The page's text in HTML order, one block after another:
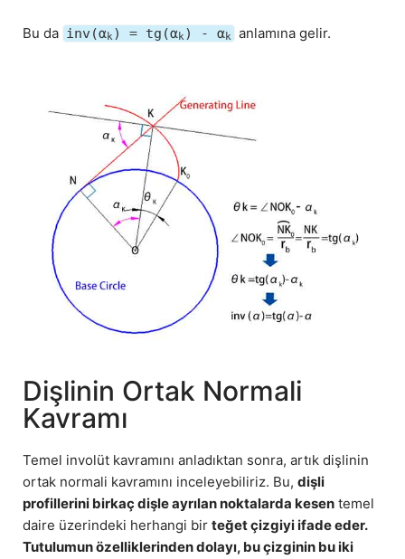
Bu da inv(α k) = tg(α k) - α k anlamına gelir.
Dişlinin Ortak Normali
Kavramı
Temel involüt kavramını anladıktan sonra, artık dişlinin
ortak normali kavramını inceleyebiliriz. Bu, dişli
profillerini birkaç dişle ayrılan noktalarda kesen temel
daire üzerindeki herhangi bir teğet çizgiyi ifade eder.
Tutulumun özelliklerinden dolayı, bu çizginin bu iki